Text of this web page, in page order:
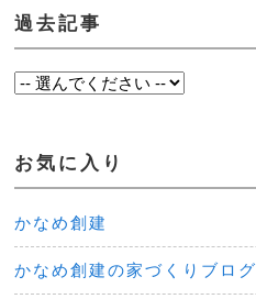
過去記事
お気に入り
かなめ創建
かなめ創建の家づくりブログ